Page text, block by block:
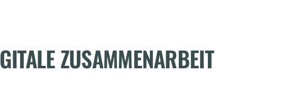
ZUSAMMENARBEIT